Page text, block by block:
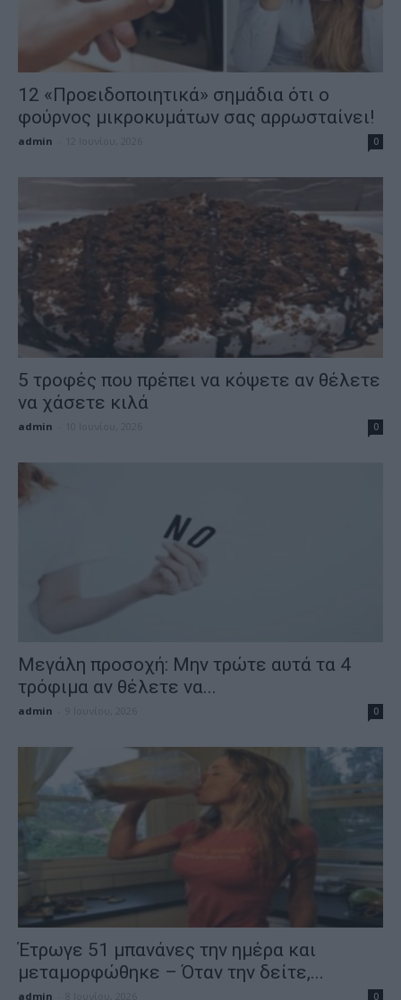
12 «Προειδοποιητικά» σημάδια ότι ο
φούρνος μικροκυμάτων σας αρρωσταίνει!
admin 0
5 τροφές που πρέπει να κόψετε αν θέλετε
να χάσετε κιλά
admin 0
Μεγάλη προσοχή: Μην τρώτε αυτά τα 4
τρόφιμα αν θέλετε να...
admin 0
Έτρωγε 51 μπανάνες την ημέρα και
μεταμορφώθηκε – Όταν την δείτε,...
admin 0